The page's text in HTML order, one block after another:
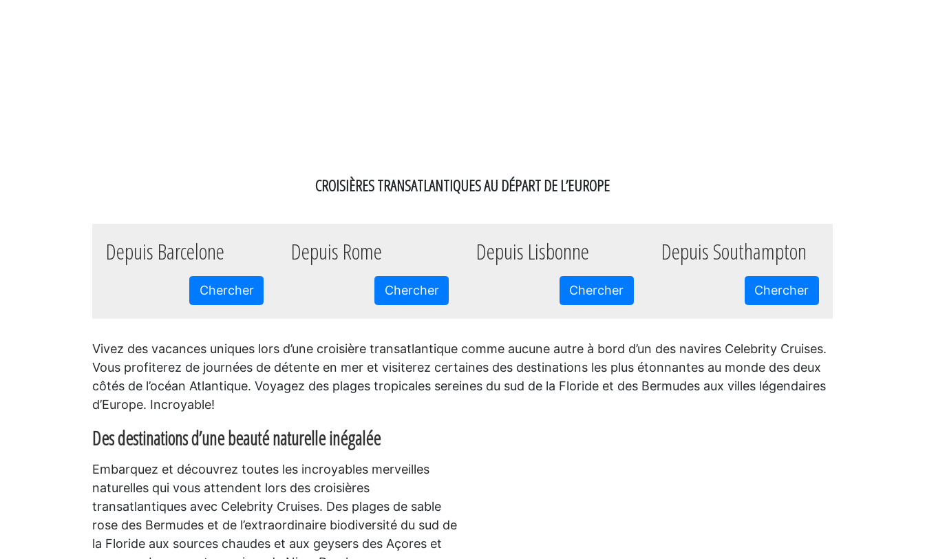
CROISIÈRES TRANSATLANTIQUES AU DÉPART DE L’EUROPE
Depuis Barcelone
Chercher
Depuis Rome
Chercher
Depuis Lisbonne
Chercher
Depuis Southampton
Chercher
Vivez des vacances uniques lors d’une croisière transatlantique comme aucune autre à bord d’un des navires Celebrity Cruises.
Vous profiterez de journées de détente en mer et visiterez certaines des destinations les plus étonnantes au monde des deux
côtés de l’océan Atlantique. Voyagez des plages tropicales sereines du sud de la Floride et des Bermudes aux villes légendaires
d’Europe. Incroyable!
Des destinations d’une beauté naturelleinégalée
Embarquez et découvrez toutes les incroyables merveilles
naturelles qui vous attendent lors des croisières
transatlantiques avec Celebrity Cruises. Des plages de sable
rose des Bermudes et de l’extraordinaire biodiversité du sud de
la Floride aux sources chaudes et aux geysers des Açores et